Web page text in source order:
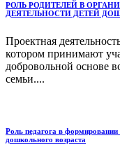
РОЛЬ РОДИТЕЛЕЙ В
ДЕЯТЕЛЬНОСТИ ДЕТЕЙ
Проектная
котором принимают
добровольной основе
семьи....
Роль педагога в формировании
дошкольного возраста